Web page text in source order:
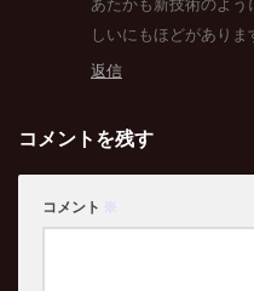
あたかも新技術のよ
しいにもほどがありま
返信
コメントを残す
コメント ※